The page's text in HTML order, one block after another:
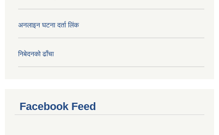
अनलाइन घटना दर्ता लिंक
निबेदनको ढाँचा
Facebook Feed